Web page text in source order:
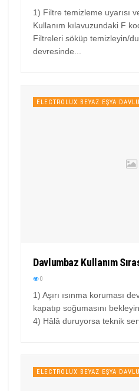
1) Filtre temizleme uyarısı
Kullanım kılavuzundaki F
Filtreleri söküp temizleyin/
devresinde...
ELECTROLUX BEYAZ EŞYA
Davlumbaz Kullanım
0
1) Aşırı ısınma koruması
kapatıp soğumasını
4) Hâlâ duruyorsa teknik
ELECTROLUX BEYAZ EŞYA